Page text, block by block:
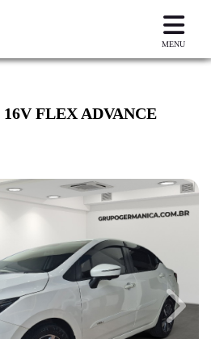
MENU
FLEX ADVANCE
Next